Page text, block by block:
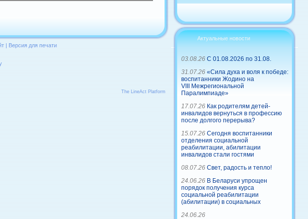
| Версия для печати
The LineAct Platform
Актуальные новости
03.08.26 С 01.08.2026 по 31.08.
31.07.26 «Сила духа и воля к победе:
воспитанники Жодино на
VIII Межрегиональной
Паралимпиаде»
17.07.26 Как родителям детей-
инвалидов вернуться в профессию
после долгого перерыва?
15.07.26 Сегодня воспитанники
отделения социальной
реабилитации, абилитации
инвалидов стали гостями
08.07.26 Свет, радость и тепло!
24.06.26 В Беларуси упрощен
порядок получения курса
социальной реабилитации
(абилитации) в социальных
24.06.26